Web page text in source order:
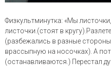
Физкультминутка: «Мы
листочки.(стоят в
(разбежались в разные
врассыпную на носочках). А
(останавливаются.) Перестал